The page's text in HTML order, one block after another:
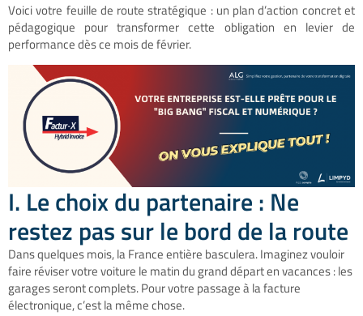
Voici votre feuille de route stratégique : un plan d’action concret et
pédagogique pour transformer cette obligation en levier de
performance dès ce mois de février.
I. Le choix du partenaire : Ne
restez pas sur le bord de la route
Dans quelques mois, la France entière basculera. Imaginez vouloir
faire réviser votre voiture le matin du grand départ en vacances : les
garages seront complets. Pour votre passage à la facture
électronique, c’est la même chose.